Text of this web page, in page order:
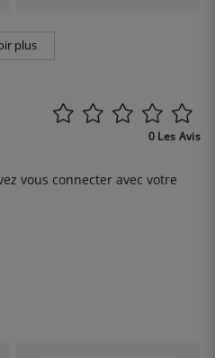
plus
0 Les Avis
vous connecter avec votre